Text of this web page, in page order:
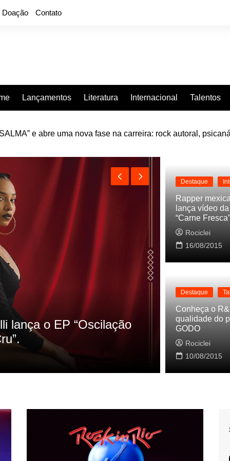
Doação Contato
Lançamentos Literatura Internacional Talentos
e abre uma nova fase na carreira: rock autoral,
“Projeção”, de 2010, nas plataformas digitais
referencias do clipe de
Destaque
Cynthia
Baleiro
Rociclei
Destaque
Rapper
lança vídeo
“Carne Fresca”
Rociclei
16/08/2015
Destaque
Conheça o
qualidade do
GODO
Rociclei
10/08/2015